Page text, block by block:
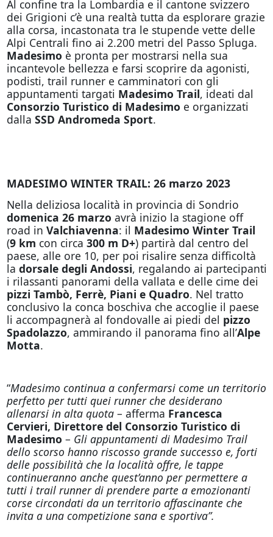
Al confine tra la Lombardia e il cantone svizzero
dei Grigioni c’è una realtà tutta da esplorare grazie
alla corsa, incastonata tra le stupende vette delle
Alpi Centrali fino ai 2.200 metri del Passo Spluga.
Madesimo è pronta per mostrarsi nella sua
incantevole bellezza e farsi scoprire da agonisti,
podisti, trail runner e camminatori con gli
appuntamenti targati Madesimo Trail, ideati dal
Consorzio Turistico di Madesimo e organizzati
dalla SSD Andromeda Sport.
MADESIMO WINTER TRAIL: 26 marzo 2023
Nella deliziosa località in provincia di Sondrio
domenica 26 marzo avrà inizio la stagione off
road in Valchiavenna: il Madesimo Winter Trail
(9 km con circa 300 m D+) partirà dal centro del
paese, alle ore 10, per poi risalire senza difficoltà
la dorsale degli Andossi, regalando ai partecipanti
i rilassanti panorami della vallata e delle cime dei
pizzi Tambò, Ferrè, Piani e Quadro. Nel tratto
conclusivo la conca boschiva che accoglie il paese
li accompagnerà al fondovalle ai piedi del pizzo
Spadolazzo, ammirando il panorama fino all’Alpe
Motta.
“Madesimo continua a confermarsi come un territorio
perfetto per tutti quei runner che desiderano
allenarsi in alta quota– afferma Francesca
Cervieri, Direttore del Consorzio Turistico di
Madesimo – Gli appuntamenti di Madesimo Trail
dello scorso hanno riscosso grande successo e, forti
delle possibilità che la località offre, le tappe
continueranno anche quest’anno per permettere a
tutti i trail runner di prendere parte a emozionanti
corse circondati da un territorio affascinante che
invita a una competizione sana e sportiva”.